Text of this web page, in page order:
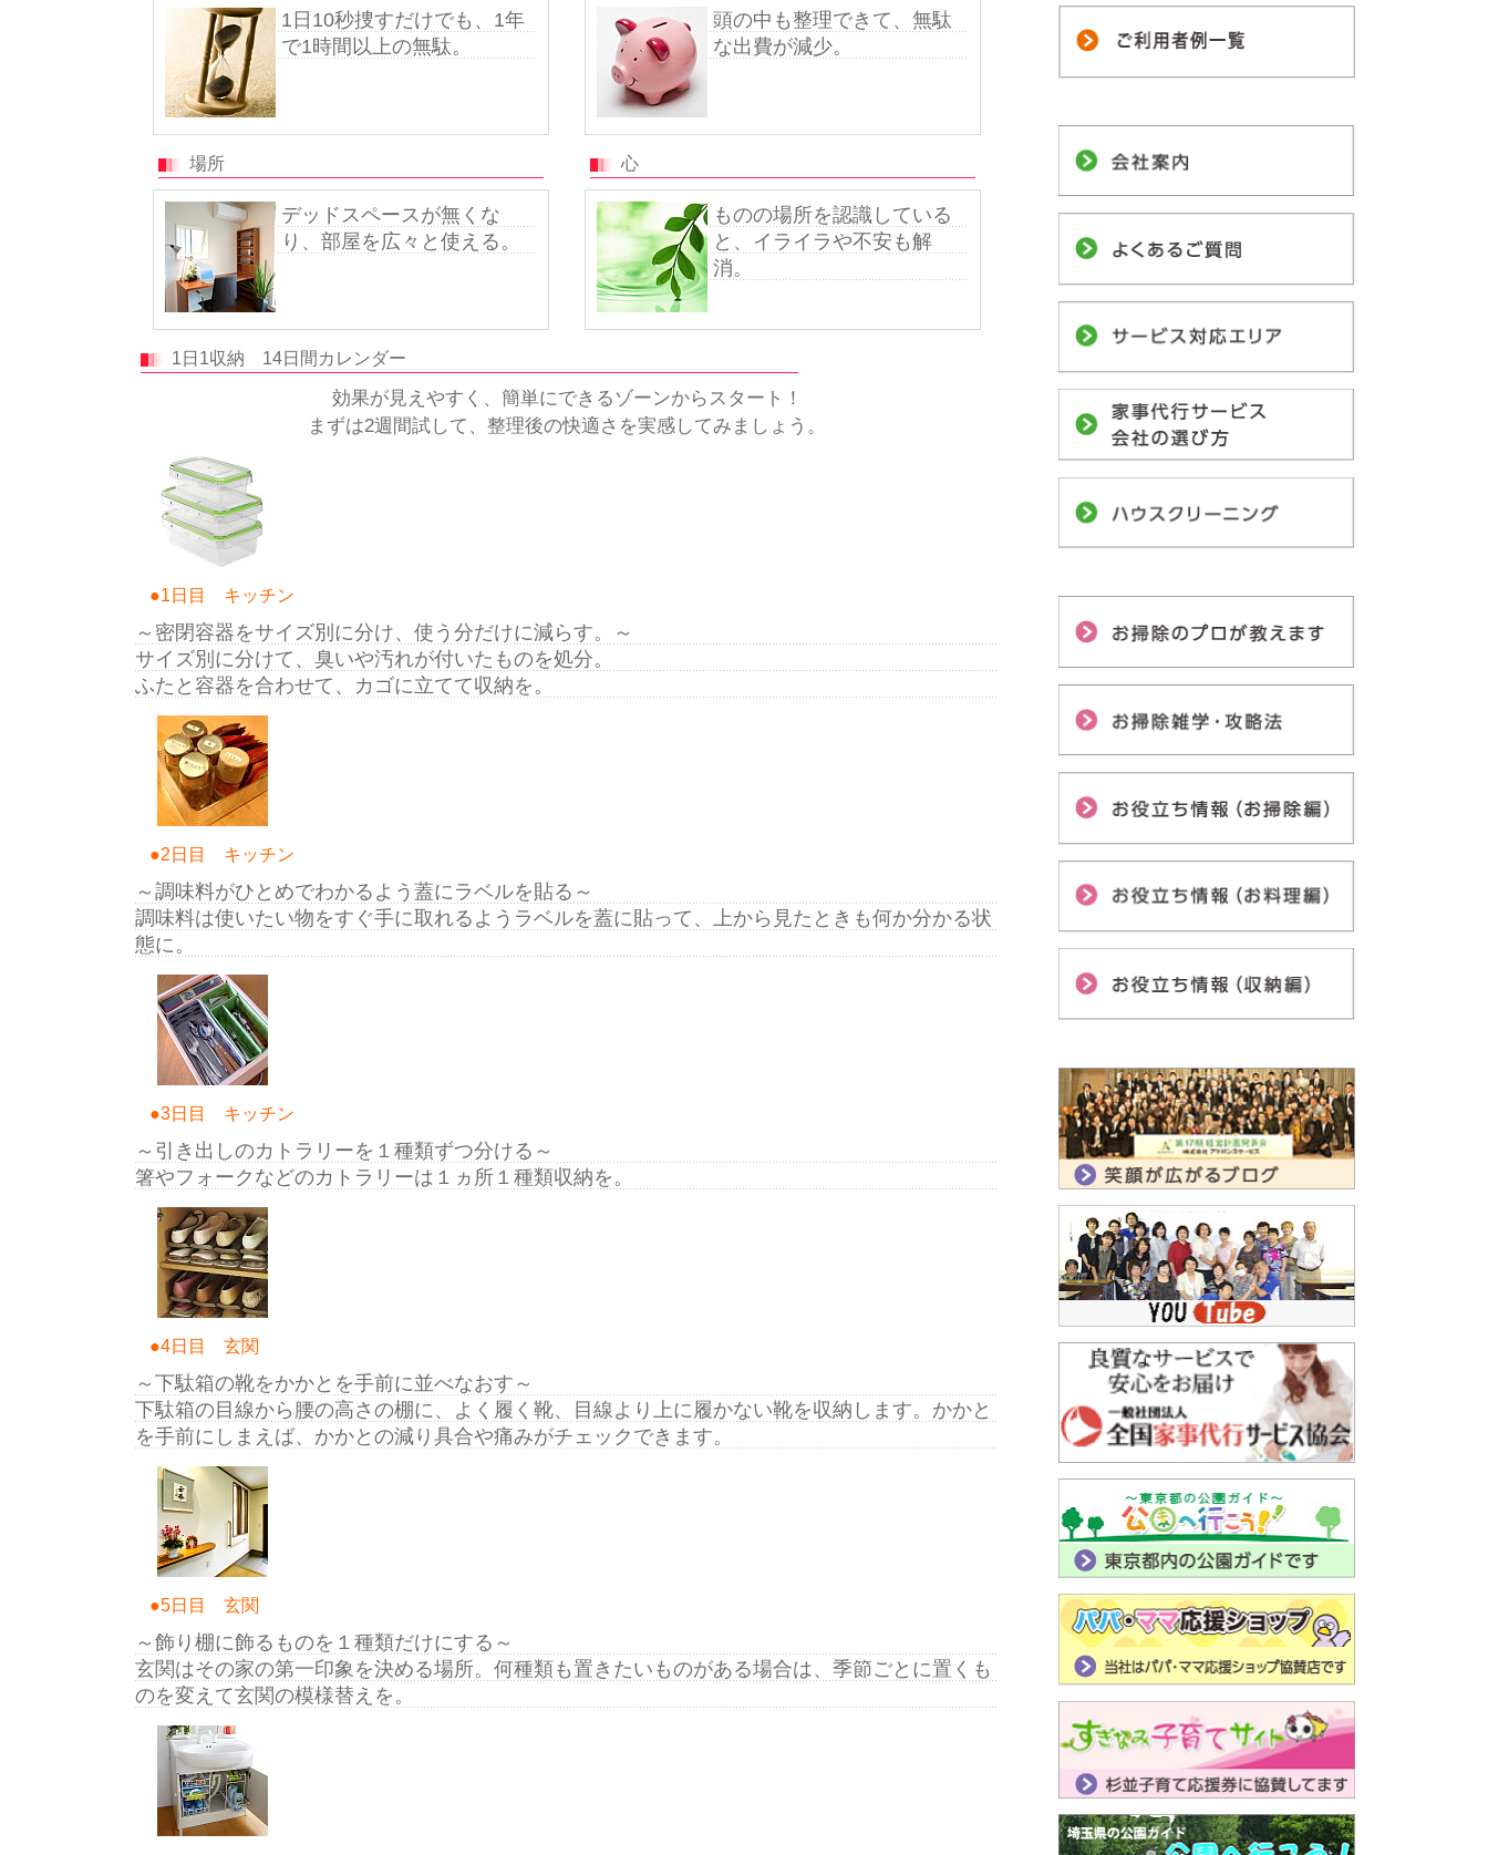
1日10秒捜すだけでも、1年
で1時間以上の無駄。
頭の中も整理できて、無駄
な出費が減少。
場所
デッドスペースが無くな
り、部屋を広々と使える。
心
ものの場所を認識している
と、イライラや不安も解
消。
1日1収納 14日間カレンダー
効果が見えやすく、簡単にできるゾーンからスタート！
まずは2週間試して、整理後の快適さを実感してみましょう。
●1日目 キッチン
～密閉容器をサイズ別に分け、使う分だけに減らす。～
サイズ別に分けて、臭いや汚れが付いたものを処分。
ふたと容器を合わせて、カゴに立てて収納を。
●2日目 キッチン
～調味料がひとめでわかるよう蓋にラベルを貼る～
調味料は使いたい物をすぐ手に取れるようラベルを蓋に貼って、上から見たときも何か分かる状
態に。
●3日目 キッチン
～引き出しのカトラリーを１種類ずつ分ける～
箸やフォークなどのカトラリーは１ヵ所１種類収納を。
●4日目 玄関
～下駄箱の靴をかかとを手前に並べなおす～
下駄箱の目線から腰の高さの棚に、よく履く靴、目線より上に履かない靴を収納します。かかと
を手前にしまえば、かかとの減り具合や痛みがチェックできます。
●5日目 玄関
～飾り棚に飾るものを１種類だけにする～
玄関はその家の第一印象を決める場所。何種類も置きたいものがある場合は、季節ごとに置くも
のを変えて玄関の模様替えを。